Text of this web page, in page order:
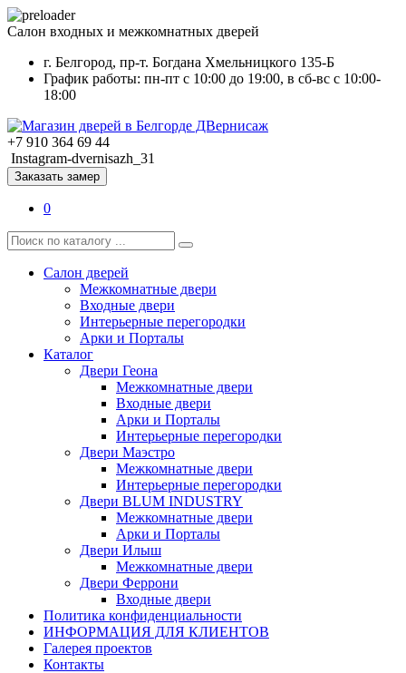
Салон входных и межкомнатных дверей
г. Белгород, пр-т. Богдана Хмельницкого 135-Б
График работы: пн-пт с 10:00 до 19:00, в сб-вс с 10:00-
18:00
+7 910 364 69 44
Instagram-dvernisazh_31
Заказать замер
0
Салон дверей
Межкомнатные двери
Входные двери
Интерьерные перегородки
Арки и Порталы
Каталог
Двери Геона
Межкомнатные двери
Входные двери
Арки и Порталы
Интерьерные перегородки
Двери Маэстро
Межкомнатные двери
Интерьерные перегородки
Двери BLUM INDUSTRY
Межкомнатные двери
Арки и Порталы
Двери Илыш
Межкомнатные двери
Двери Феррони
Входные двери
Политика конфиденциальности
ИНФОРМАЦИЯ ДЛЯ КЛИЕНТОВ
Галерея проектов
Контакты